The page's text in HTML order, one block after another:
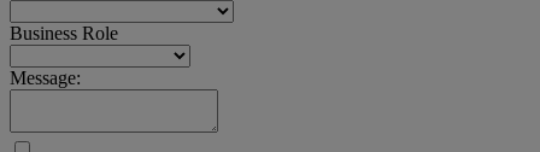
Business Role
Message: